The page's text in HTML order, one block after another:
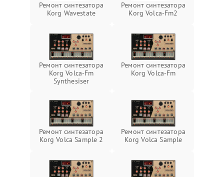
Ремонт синтезатора
Korg Wavestate
Ремонт синтезатора
Korg Volca-Fm2
Ремонт синтезатора
Korg Volca-Fm
Synthesiser
Ремонт синтезатора
Korg Volca-Fm
Ремонт синтезатора
Korg Volca Sample 2
Ремонт синтезатора
Korg Volca Sample